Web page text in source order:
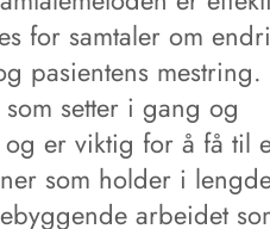
for samtaler om
pasientens mestring.
setter i gang og
er viktig for å få til
som holder i
arbeidet